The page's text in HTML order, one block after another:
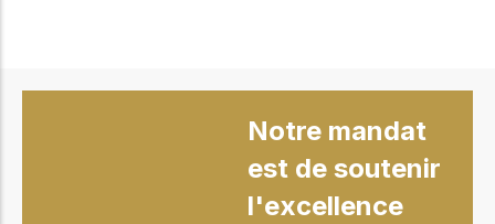
Notre mandat
est de soutenir
l'excellence